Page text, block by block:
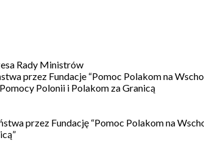
Rady Ministrów
przez Fundacje “Pomoc Polakom na
Polonii i Polakom za Granicą
przez Fundację “Pomoc Polakom na